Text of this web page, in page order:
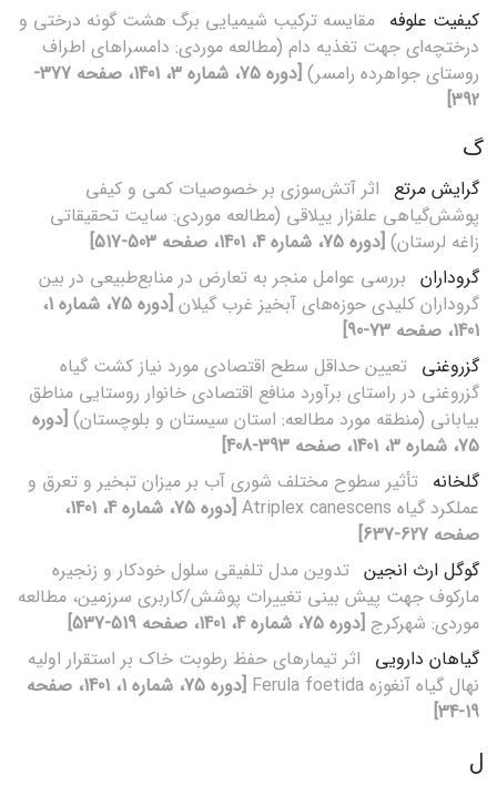
کیفیت علوفه مقایسه ترکیب شیمیایی برگ هشت گونه‌ درختی و
درختچه‌ای جهت تغذیه دام (مطالعه موردی: دامسراهای اطراف
روستای جواهرده رامسر)
[دوره 75، شماره 3، 1401، صفحه 377-
392]
گ
گرایش مرتع اثر آتش‌سوزی بر خصوصیات کمی و کیفی
پوشش‌گیاهی علفزار ییلاقی (مطالعه موردی: سایت تحقیقاتی
زاغه لرستان) [دوره 75، شماره 4، 1401، صفحه 503-517]
گروداران بررسی عوامل منجر به تعارض در منابع‌طبیعی در بین
گروداران کلیدی حوزه‌های آبخیز غرب گیلان
[دوره 75، شماره 1،
1401، صفحه 73-90]
گزروغنی تعیین حداقل سطح اقتصادی مورد نیاز کشت گیاه
گزروغنی در راستای برآورد منافع اقتصادی خانوار روستایی مناطق
بیابانی (منطقه مورد مطالعه: استان سیستان و بلوچستان) [دوره
75، شماره 3، 1401، صفحه 393-408]
گلخانه تأثیر سطوح مختلف شوری آب بر میزان تبخیر و تعرق و
عملکرد گیاه Atriplex canescens
[دوره 75، شماره 4، 1401،
صفحه 627-637]
گوگل ارث انجین تدوین مدل تلفیقی سلول خودکار و زنجیره
مارکوف جهت پیش بینی تغییرات پوشش/کاربری سرزمین، مطالعه
موردی: شهرکرج [دوره 75، شماره 4، 1401، صفحه 519-537]
گیاهان دارویی اثر تیمارهای حفظ رطوبت خاک بر استقرار اولیه
نهال گیاه آنغوزه Ferula foetida
[دوره 75، شماره 1، 1401، صفحه
19-34]
ل